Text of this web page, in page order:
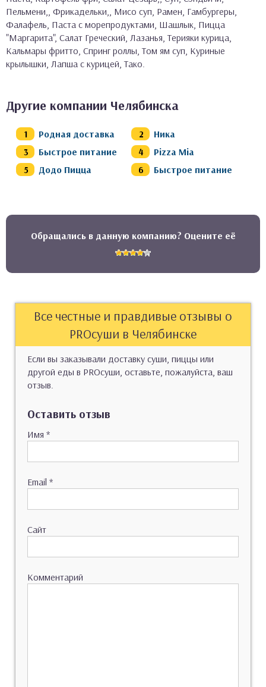
Пельмени,, Фрикадельки,, Мисо суп, Рамен, Гамбургеры,
Фалафель, Паста с морепродуктами, Шашлык, Пицца
"Маргарита", Салат Греческий, Лазанья, Терияки курица,
Кальмары фритто, Спринг роллы, Том ям суп, Куриные
крылышки, Лапша с курицей, Тако.
Другие компании Челябинска
Родная доставка
Ника
Быстрое питание
Pizza Mia
Додо Пицца
Быстрое питание
Обращались в данную компанию? Оцените её
Все честные и правдивые отзывы о
PROсуши в Челябинске
Если вы заказывали доставку суши, пиццы или
другой еды в PROсуши, оставьте, пожалуйста, ваш
отзыв.
Оставить отзыв
Имя *
Email *
Сайт
Комментарий